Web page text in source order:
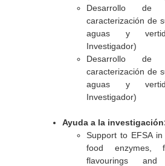
Desarrollo
caracterización de
aguas y
Investigador)
Desarrollo
caracterización de
aguas y
Investigador)
Ayuda a la
Support to EFSA
food enzymes,
flavourings